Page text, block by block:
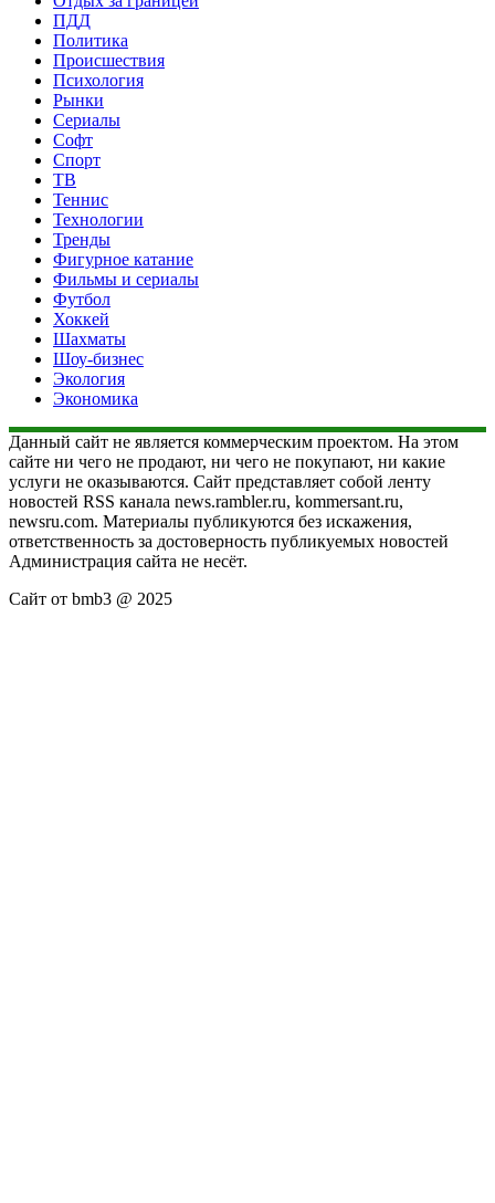
ПДД
Политика
Происшествия
Психология
Рынки
Сериалы
Софт
Спорт
ТВ
Теннис
Технологии
Тренды
Фигурное катание
Фильмы и сериалы
Футбол
Хоккей
Шахматы
Шоу-бизнес
Экология
Экономика
Данный сайт не является коммерческим проектом. На этом
сайте ни чего не продают, ни чего не покупают, ни какие
услуги не оказываются. Сайт представляет собой ленту
новостей RSS канала news.rambler.ru, kommersant.ru,
newsru.com. Материалы публикуются без искажения,
ответственность за достоверность публикуемых новостей
Администрация сайта не несёт.
Сайт от bmb3 @ 2025